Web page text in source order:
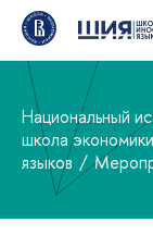
Национальный
школа
языков